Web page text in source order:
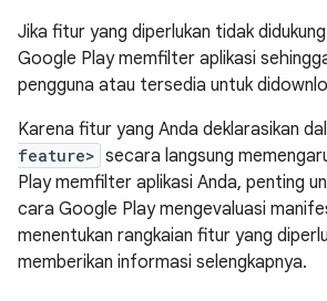
Jika fitur yang diperlukan tidak
Google Play memfilter aplikasi
pengguna atau tersedia untuk
Karena fitur yang Anda deklarasikan
feature> secara langsung
Play memfilter aplikasi Anda, penting
cara Google Play mengevaluasi
menentukan rangkaian fitur yang
memberikan informasi selengkapnya.